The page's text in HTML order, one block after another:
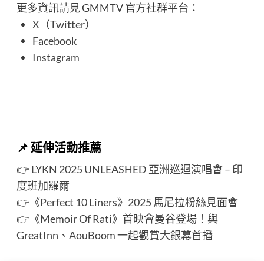
更多資訊請見 GMMTV 官方社群平台：
X（Twitter）
Facebook
Instagram
📌延伸活動推薦
👉LYKN 2025 UNLEASHED 亞洲巡迴演唱會 – 印
度班加羅爾
👉《Perfect 10 Liners》2025 馬尼拉粉絲見面會
👉《Memoir Of Rati》首映會曼谷登場！與
GreatInn、AouBoom 一起觀賞大銀幕首播